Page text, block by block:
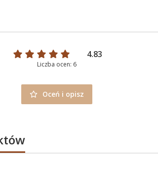
4.83
Liczba ocen: 6
Oceń i opisz